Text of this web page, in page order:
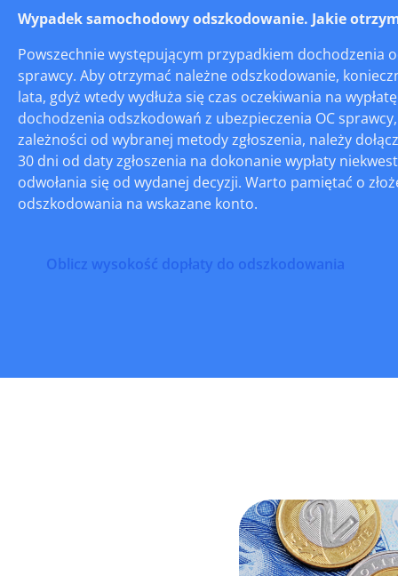
Wypadek samochodowy odszkodowanie. Jakie
Powszechnie występującym przypadkiem dochodzenia
sprawcy. Aby otrzymać należne odszkodowanie,
lata, gdyż wtedy wydłuża się czas oczekiwania na
dochodzenia odszkodowań z ubezpieczenia OC
zależności od wybranej metody zgłoszenia, należy
30 dni od daty zgłoszenia na dokonanie wypłaty
odwołania się od wydanej decyzji. Warto pamiętać o
odszkodowania na wskazane konto.
Oblicz wysokość dopłaty do odszkodowania